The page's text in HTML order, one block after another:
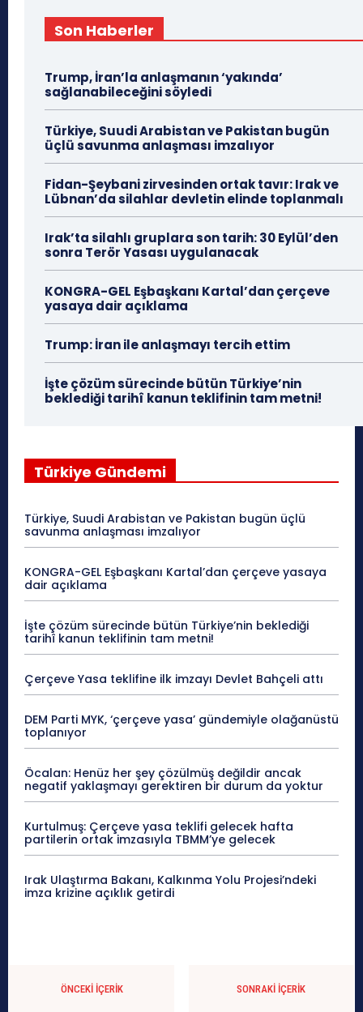
Son Haberler
Trump, İran’la anlaşmanın ‘yakında’
sağlanabileceğini söyledi
Türkiye, Suudi Arabistan ve Pakistan bugün
üçlü savunma anlaşması imzalıyor
Fidan-Şeybani zirvesinden ortak tavır: Irak ve
Lübnan’da silahlar devletin elinde toplanmalı
Irak’ta silahlı gruplara son tarih: 30 Eylül’den
sonra Terör Yasası uygulanacak
KONGRA-GEL Eşbaşkanı Kartal’dan çerçeve
yasaya dair açıklama
Trump: İran ile anlaşmayı tercih ettim
İşte çözüm sürecinde bütün Türkiye’nin
beklediği tarihî kanun teklifinin tam metni!
Türkiye Gündemi
Türkiye, Suudi Arabistan ve Pakistan bugün üçlü
savunma anlaşması imzalıyor
KONGRA-GEL Eşbaşkanı Kartal’dan çerçeve yasaya
dair açıklama
İşte çözüm sürecinde bütün Türkiye’nin beklediği
tarihî kanun teklifinin tam metni!
Çerçeve Yasa teklifine ilk imzayı Devlet Bahçeli attı
DEM Parti MYK, ‘çerçeve yasa’ gündemiyle olağanüstü
toplanıyor
Öcalan: Henüz her şey çözülmüş değildir ancak
negatif yaklaşmayı gerektiren bir durum da yoktur
Kurtulmuş: Çerçeve yasa teklifi gelecek hafta
partilerin ortak imzasıyla TBMM’ye gelecek
Irak Ulaştırma Bakanı, Kalkınma Yolu Projesi’ndeki
imza krizine açıklık getirdi
ÖNCEKI İÇERIK SONRAKI İÇERIK